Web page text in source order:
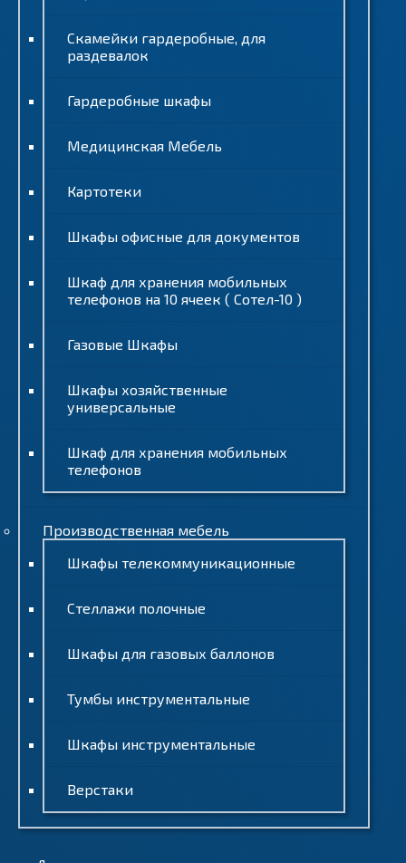
Скамейки гардеробные, для
раздевалок
Гардеробные шкафы
Медицинская Мебель
Картотеки
Шкафы офисные для документов
Шкаф для хранения мобильных
телефонов на 10 ячеек ( Сотел-10 )
Газовые Шкафы
Шкафы хозяйственные
универсальные
Шкаф для хранения мобильных
телефонов
Производственная мебель
Шкафы телекоммуникационные
Стеллажи полочные
Шкафы для газовых баллонов
Тумбы инструментальные
Шкафы инструментальные
Верстаки